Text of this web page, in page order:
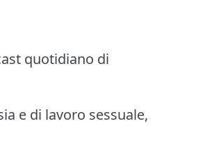
quotidiano di
e di lavoro sessuale,